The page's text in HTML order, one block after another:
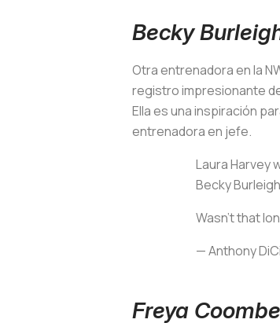
Becky
Otra entrenadora en la
registro impresionante
Ella es una inspiración
entrenadora en jefe.
Laura Harvey
Becky
Wasn’t that
— Anthony
Freya Coombe